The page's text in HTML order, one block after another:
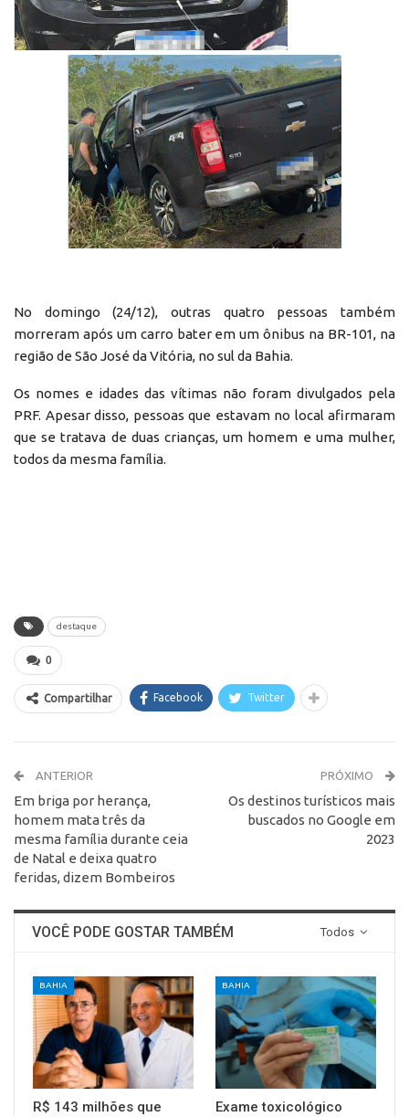
No domingo (24/12), outras quatro pessoas também
morreram após um carro bater em um ônibus na BR-101, na
região de São José da Vitória, no sul da Bahia.
Os nomes e idades das vítimas não foram divulgados pela
PRF. Apesar disso, pessoas que estavam no local afirmaram
que se tratava de duas crianças, um homem e uma mulher,
todos da mesma família.
destaque
0
Compartilhar Facebook Twitter
ANTERIOR
Em briga por herança,
homem mata três da
mesma família durante ceia
de Natal e deixa quatro
feridas, dizem Bombeiros
PRÓXIMO
Os destinos turísticos mais
buscados no Google em
2023
Todos
VOCÊ PODE GOSTAR TAMBÉM
BAHIA
R$ 143 milhões que
BAHIA
Exame toxicológico